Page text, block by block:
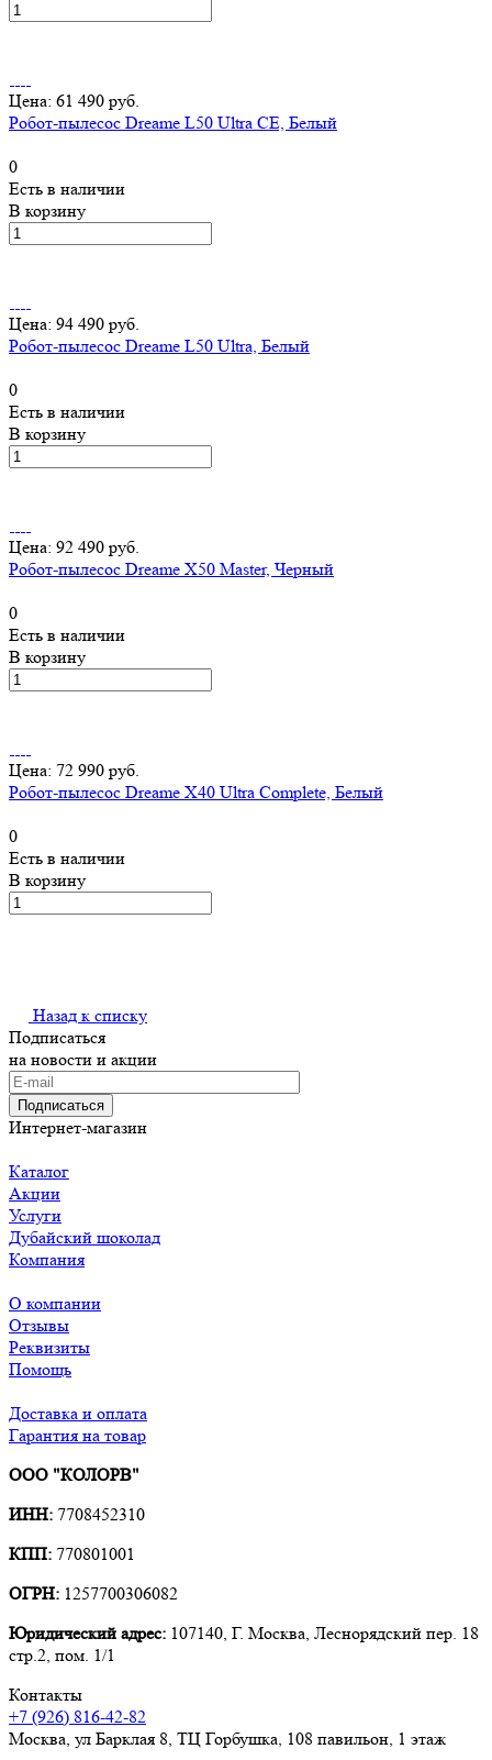
Цена: 61 490 руб.
Робот-пылесос Dreame L50 Ultra CE, Белый
0
Есть в наличии
В корзину
Цена: 94 490 руб.
Робот-пылесос Dreame L50 Ultra, Белый
0
Есть в наличии
В корзину
Цена: 92 490 руб.
Робот-пылесос Dreame X50 Master, Черный
0
Есть в наличии
В корзину
Цена: 72 990 руб.
Робот-пылесос Dreame X40 Ultra Complete, Белый
0
Есть в наличии
В корзину
Назад к списку
Подписаться
на новости и акции
Подписаться
Интернет-магазин
Каталог
Акции
Услуги
Дубайский шоколад
Компания
О компании
Отзывы
Реквизиты
Помощь
Доставка и оплата
Гарантия на товар
ООО "КОЛОРВ"
ИНН: 7708452310
КПП: 770801001
ОГРН: 1257700306082
Юридический адрес: 107140, Г. Москва, Леснорядский пер. 18
стр.2, пом. 1/1
Контакты
+7 (926) 816-42-82
Москва, ул Барклая 8, ТЦ Горбушка, 108 павильон, 1 этаж